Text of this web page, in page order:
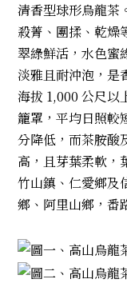
清香型球形烏龍茶
殺菁、團揉、乾燥
翠綠鮮活，水色蜜
淡雅且耐沖泡，是
海拔 1,000 公尺以
籠罩，平均日照較
分降低，而茶胺酸
高，且芽葉柔軟，
竹山鎮、仁愛鄉及
鄉、阿里山鄉，番